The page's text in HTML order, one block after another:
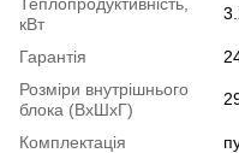
кВт
Гарантія
Розміри внутрішнього
блока (ВхШхГ)
Комплектація